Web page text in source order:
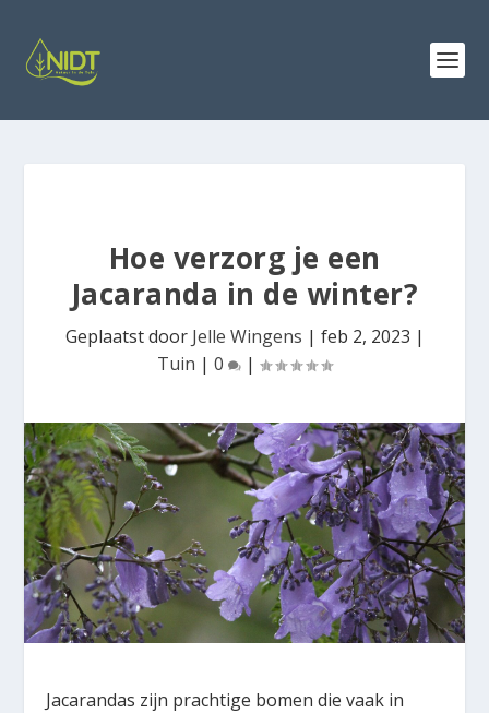
Hoe verzorg je een
Jacaranda in de winter?
Geplaatst door Jelle Wingens | feb 2, 2023 |
Tuin | 0 |
Jacarandas zijn prachtige bomen die vaak in